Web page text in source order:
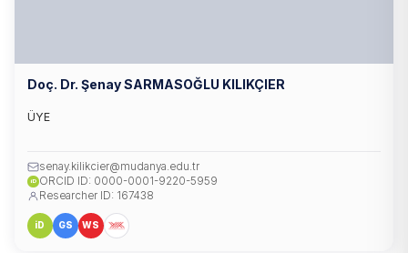
Doç. Dr. Şenay SARMASOĞLU KILIKÇIER
ÜYE
senay.kilikcier@mudanya.edu.tr
iD ORCID ID: 0000-0001-9220-5959
Researcher ID: 167438
iD GS WS